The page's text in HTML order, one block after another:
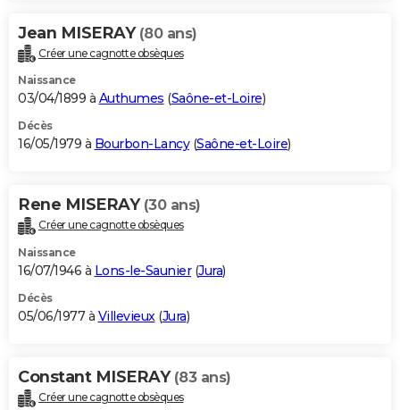
Jean MISERAY (80 ans)
Créer une cagnotte obsèques
Naissance
03/04/1899 à Authumes (Saône-et-Loire)
Décès
16/05/1979 à Bourbon-Lancy(Saône-et-Loire)
Rene MISERAY (30 ans)
Créer une cagnotte obsèques
Naissance
16/07/1946 à Lons-le-Saunier(Jura)
Décès
05/06/1977 à Villevieux(Jura)
Constant MISERAY (83 ans)
Créer une cagnotte obsèques